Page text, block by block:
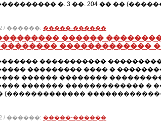
�. 3 ��. 204 �� ��
/ ������: �����-������
������
�������������
�����������
��������� ���� �
������ ��������
������� ������������� �
(�������������
/ ������: �����-������